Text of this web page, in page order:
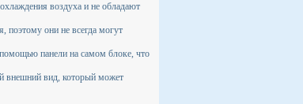
воздуха и не обладают
они не всегда могут
панели на самом блоке, что
внешний вид, который может